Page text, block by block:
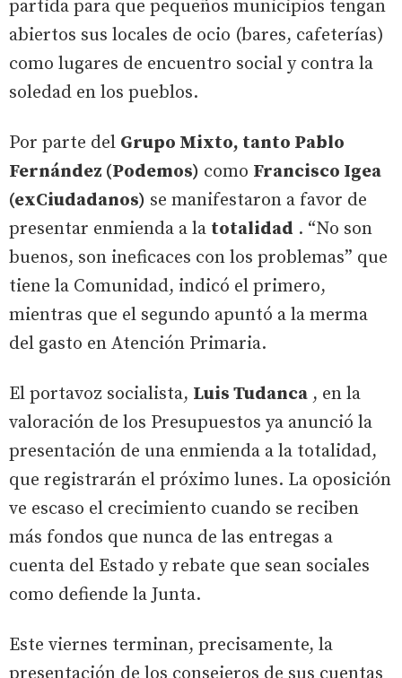
partida para que pequeños municipios tengan
abiertos sus locales de ocio (bares, cafeterías)
como lugares de encuentro social y contra la
soledad en los pueblos.
Por parte del Grupo Mixto, tanto Pablo
Fernández (Podemos) como Francisco Igea
(exCiudadanos) se manifestaron a favor de
presentar enmienda a la totalidad . “No son
buenos, son ineficaces con los problemas” que
tiene la Comunidad, indicó el primero,
mientras que el segundo apuntó a la merma
del gasto en Atención Primaria.
El portavoz socialista, Luis Tudanca , en la
valoración de los Presupuestos ya anunció la
presentación de una enmienda a la totalidad,
que registrarán el próximo lunes. La oposición
ve escaso el crecimiento cuando se reciben
más fondos que nunca de las entregas a
cuenta del Estado y rebate que sean sociales
como defiende la Junta.
Este viernes terminan, precisamente, la